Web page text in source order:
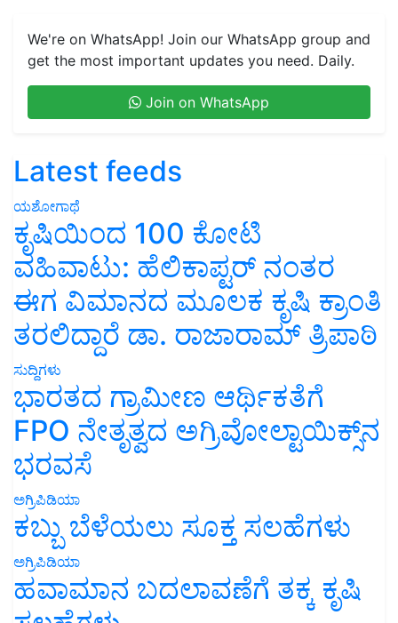
We're on WhatsApp! Join our WhatsApp group and
get the most important updates you need. Daily.
Join on WhatsApp
Latest feeds
ಯಶೋಗಾಥೆ
ಕೃಷಿಯಿಂದ 100 ಕೋಟಿ
ವಹಿವಾಟು: ಹೆಲಿಕಾಪ್ಟರ್ ನಂತರ
ಈಗ ವಿಮಾನದ ಮೂಲಕ ಕೃಷಿ ಕ್ರಾಂತಿ
ತರಲಿದ್ದಾರೆ ಡಾ. ರಾಜಾರಾಮ್ ತ್ರಿಪಾಠಿ
ಸುದ್ದಿಗಳು
ಭಾರತದ ಗ್ರಾಮೀಣ ಆರ್ಥಿಕತೆಗೆ
FPO ನೇತೃತ್ವದ ಅಗ್ರಿವೋಲ್ಟಾಯಿಕ್ಸ್‌ನ
ಭರವಸೆ
ಅಗ್ರಿಪಿಡಿಯಾ
ಕಬ್ಬು ಬೆಳೆಯಲು ಸೂಕ್ತ ಸಲಹೆಗಳು
ಅಗ್ರಿಪಿಡಿಯಾ
ಹವಾಮಾನ ಬದಲಾವಣೆಗೆ ತಕ್ಕ ಕೃಷಿ